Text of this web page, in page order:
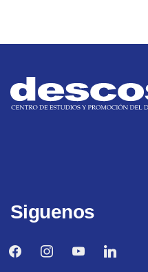
Siguenos
facebookinstagramyoutubelinkedin